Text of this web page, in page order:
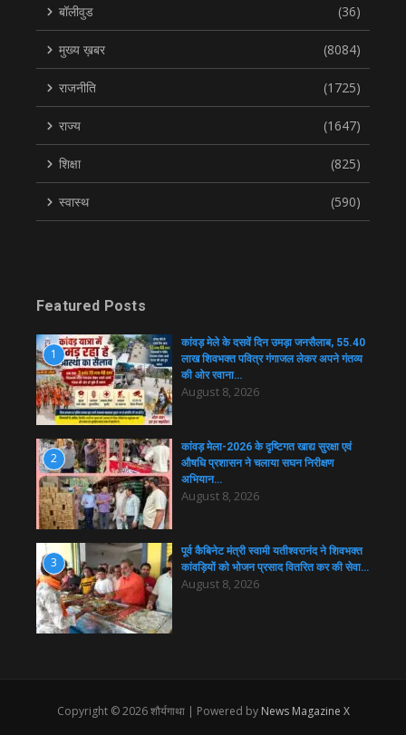
बॉलीवुड (36)
मुख्य ख़बर (8084)
राजनीति (1725)
राज्य (1647)
शिक्षा (825)
स्वास्थ (590)
Featured Posts
1
कांवड़ मेले के दसवें दिन उमड़ा जनसैलाब, 55.40
लाख शिवभक्त पवित्र गंगाजल लेकर अपने गंतव्य
की ओर रवाना…
August 8, 2026
2
कांवड़ मेला-2026 के दृष्टिगत खाद्य सुरक्षा एवं
औषधि प्रशासन ने चलाया सघन निरीक्षण
अभियान…
August 8, 2026
3
पूर्व कैबिनेट मंत्री स्वामी यतीश्वरानंद ने शिवभक्त
कांवड़ियों को भोजन प्रसाद वितरित कर की सेवा…
August 8, 2026
Copyright © 2026 शौर्यगाथा | Powered by News Magazine X